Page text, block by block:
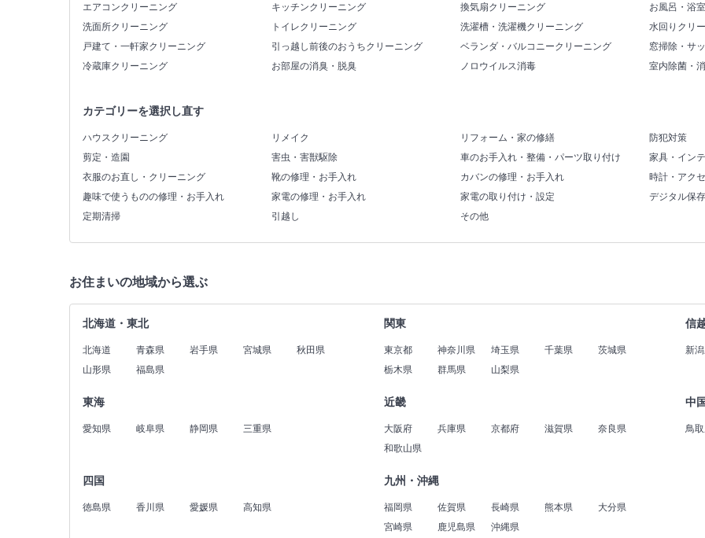
エアコンクリーニング キッチンクリーニング 換気扇クリーニング
お風呂・浴
洗面所クリーニング
トイレクリーニング 洗濯槽・洗濯機クリーニング
水回りクリ
戸建て・一軒家クリーニング
引っ越し前後のおうちクリーニング ベランダ・バルコニークリーニング
窓掃除・サ
冷蔵庫クリーニング
お部屋の消臭・脱臭 ノロウイルス消毒 室内除菌・
カテゴリーを選択し直す
ハウスクリーニング リメイク リフォーム・家の修繕
防犯対策
剪定・造園
害虫・害獣駆除 車のお手入れ・整備・パーツ取り付け
家具・イン
衣服のお直し・クリーニング
靴の修理・お手入れ カバンの修理・お手入れ
時計・アク
趣味で使うものの修理・お手入れ
家電の修理・お手入れ 家電の取り付け・設定
デジタル保存
定期清掃
引越し その他
お住まいの地域から選ぶ
北海道・東北
北海道 青森県 岩手県 宮城県
秋田県
山形県
福島県
関東
東京都 神奈川県 埼玉県 千葉県
茨城県
栃木県
群馬県 山梨県
信
新
東海
愛知県 岐阜県 静岡県 三重県
近畿
大阪府 兵庫県 京都府 滋賀県
奈良県
和歌山県
中
鳥
四国
徳島県 香川県 愛媛県 高知県
九州・沖縄
福岡県 佐賀県 長崎県 熊本県
大分県
宮崎県
鹿児島県 沖縄県